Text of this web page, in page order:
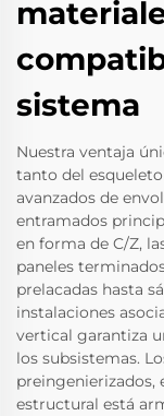
sistema
Nuestra ventaja
tanto del
avanzados de
entramados
en forma de C/Z,
paneles
prelacadas hasta
instalaciones
vertical garantiza
los subsistemas.
estructural está